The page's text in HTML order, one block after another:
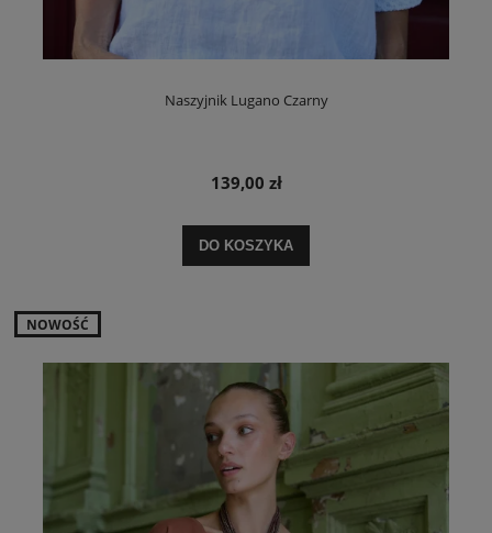
Naszyjnik Lugano Czarny
139,00 zł
DO KOSZYKA
NOWOŚĆ